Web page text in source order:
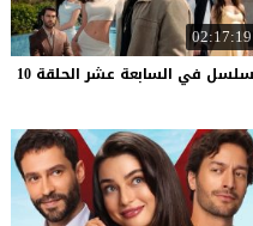
02:17:19
في السابعة عشر الحلقة 10